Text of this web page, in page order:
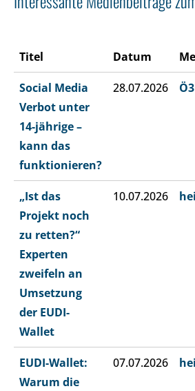
Titel Datum
Social Media
Verbot unter
14-jährige –
kann das
funktionieren?
28.07.2026 Ö3
„Ist das
Projekt noch
zu retten?“
Experten
zweifeln an
Umsetzung
der EUDI-
Wallet
10.07.2026
EUDI-Wallet:
Warum die
07.07.2026